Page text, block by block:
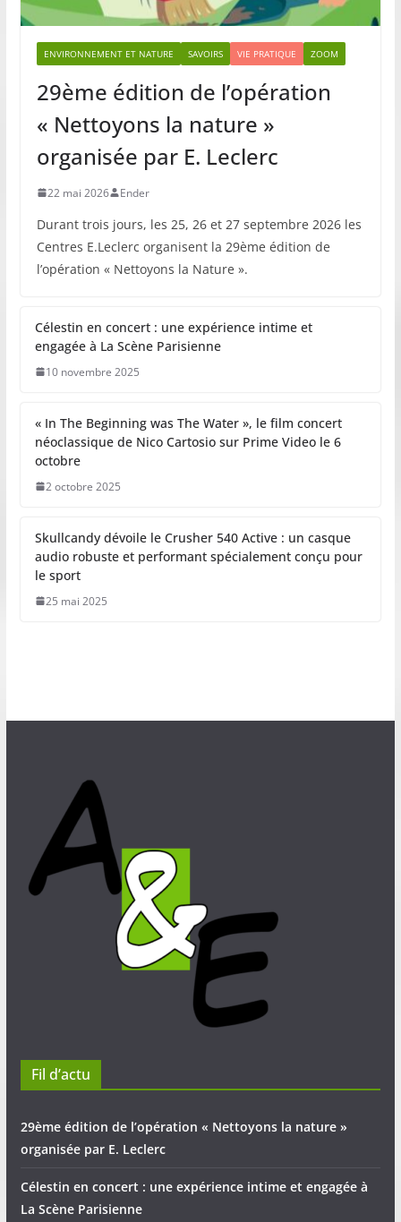
ENVIRONNEMENT ET NATURE SAVOIRS VIE PRATIQUE ZOOM
29ème édition de l’opération
« Nettoyons la nature »
organisée par E. Leclerc
22 mai 2026 Ender
Durant trois jours, les 25, 26 et 27 septembre 2026 les
Centres E.Leclerc organisent la 29ème édition de
l’opération « Nettoyons la Nature ».
Célestin en concert : une expérience intime et
engagée à La Scène Parisienne
10 novembre 2025
« In The Beginning was The Water », le film concert
néoclassique de Nico Cartosio sur Prime Video le 6
octobre
2 octobre 2025
Skullcandy dévoile le Crusher 540 Active : un casque
audio robuste et performant spécialement conçu pour
le sport
25 mai 2025
Fil d’actu
29ème édition de l’opération « Nettoyons la nature »
organisée par E. Leclerc
Célestin en concert : une expérience intime et engagée à
La Scène Parisienne